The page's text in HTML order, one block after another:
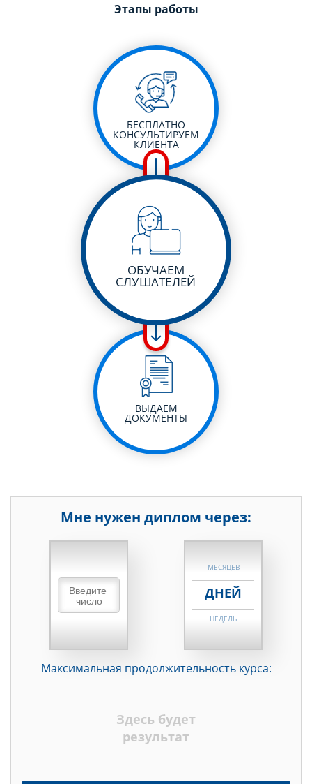
Этапы работы
БЕСПЛАТНО
КОНСУЛЬТИРУЕМ
КЛИЕНТА
ОБУЧАЕМ
СЛУШАТЕЛЕЙ
ВЫДАЕМ
ДОКУМЕНТЫ
Мне нужен диплом через:
НЕДЕЛЬ
МЕСЯЦЕВ
ДНЕЙ
НЕДЕЛЬ
ДНЕЙ
Максимальная продолжительность курса:
Здесь будет
результат